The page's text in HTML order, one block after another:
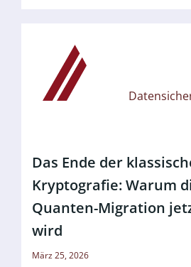
Das Ende der
Kryptografie: Warum
Quanten-Migration
wird
März 25, 2026